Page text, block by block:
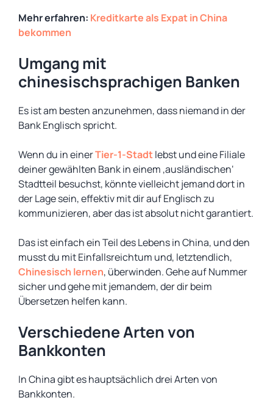
Mehr erfahren: Kreditkarte als Expat in China
bekommen
Umgang mit
chinesischsprachigen Banken
Es ist am besten anzunehmen, dass niemand in der
Bank Englisch spricht.
Wenn du in einerTier-1-Stadtlebst und eine Filiale
deiner gewählten Bank in einem ‚ausländischen‘
Stadtteil besuchst, könnte vielleicht jemand dort in
der Lage sein, effektiv mit dir auf Englisch zu
kommunizieren, aber das ist absolut nicht garantiert.
Das ist einfach ein Teil des Lebens in China, und den
musst du mit Einfallsreichtum und, letztendlich,
Chinesisch lernen, überwinden. Gehe auf Nummer
sicher und gehe mit jemandem, der dir beim
Übersetzen helfen kann.
Verschiedene Arten von
Bankkonten
In China gibt es hauptsächlich drei Arten von
Bankkonten.